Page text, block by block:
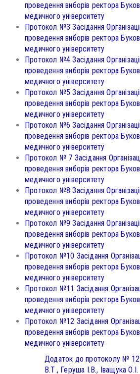
проведення виборів ректора
медичного університету
Протокол №3 Засідання
проведення виборів ректора
медичного університету
Протокол №4 Засідання
проведення виборів ректора
медичного університету
Протокол №5 Засідання
проведення виборів ректора
медичного університету
Протокол №6 Засідання
проведення виборів ректора
медичного університету
Протокол № 7 Засідання
проведення виборів ректора
медичного університету
Протокол №8 Засідання
проведення виборів ректора
медичного університету
Протокол №9 Засідання
проведення виборів ректора
медичного університету
Протокол №10 Засідання
проведення виборів ректора
медичного університету
Протокол №11 Засідання
проведення виборів ректора
медичного університету
Протокол №12 Засідання
проведення виборів ректора
медичного університету
Додаток до протоколу № 12
В.Т., Геруша І.В., Іващука О.І.